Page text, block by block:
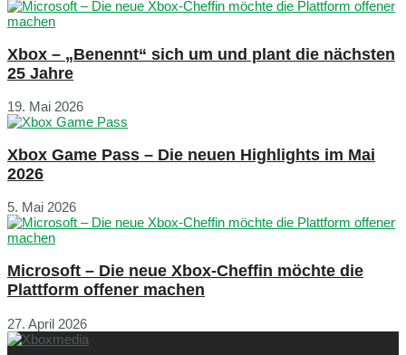
Xbox – „Benennt“ sich um und plant die nächsten
25 Jahre
19. Mai 2026
Xbox Game Pass – Die neuen Highlights im Mai
2026
5. Mai 2026
Microsoft – Die neue Xbox-Cheffin möchte die
Plattform offener machen
27. April 2026